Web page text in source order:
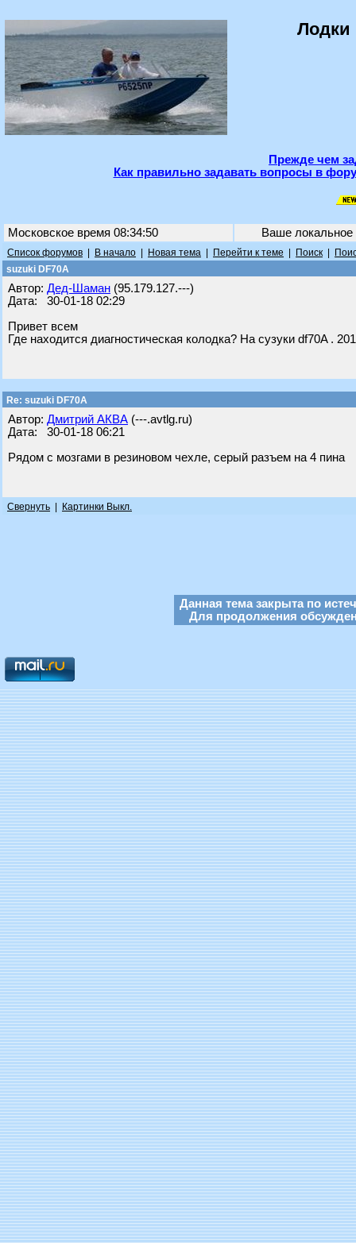
Лодки
Прежде чем
Как правильно задавать вопросы в
Московское время 08:34:50 Ваше
Список форумов В начало Новая тема Перейти к теме Поиск
suzuki DF70A
Автор: Дед-Шаман (95.179.127.---)
Дата: 30-01-18 02:29
Привет всем
Где находится диагностическая колодка? На сузуки df70A .
Re: suzuki DF70A
Автор: Дмитрий АКВА (---.avtlg.ru)
Дата: 30-01-18 06:21
Рядом с мозгами в резиновом чехле, серый разъем на 4 пина
Свернуть Картинки Выкл.
Данная тема закрыта по
Для продолжения